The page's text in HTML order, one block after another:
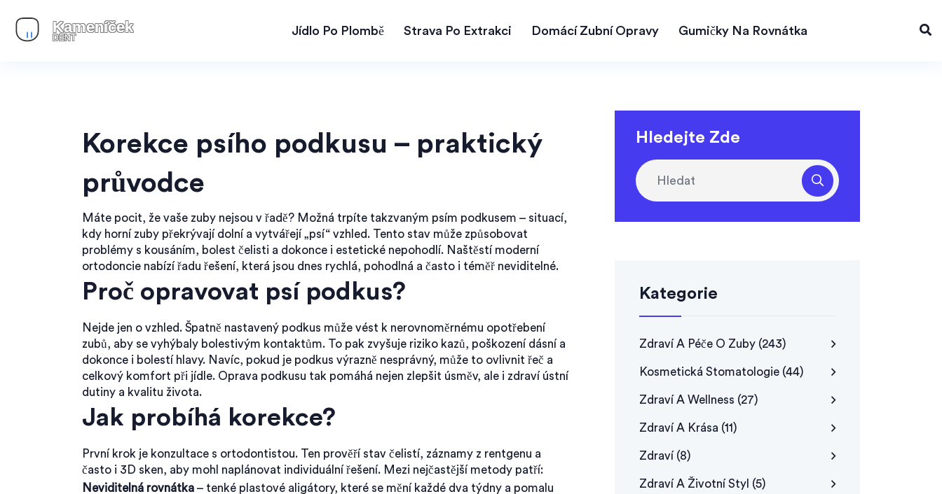
Jídlo Po Plombě Strava Po Extrakci Domácí Zubní Opravy Gumičky Na Rovnátka
Korekce psího podkusu – praktický
průvodce
Máte pocit, že vaše zuby nejsou v řadě? Možná trpíte takzvaným psím podkusem – situací,
kdy horní zuby překrývají dolní a vytvářejí „psí“ vzhled. Tento stav může způsobovat
problémy s kousáním, bolest čelisti a dokonce i estetické nepohodlí. Naštěstí moderní
ortodoncie nabízí řadu řešení, která jsou dnes rychlá, pohodlná a často i téměř neviditelné.
Proč opravovat psí podkus?
Nejde jen o vzhled. Špatně nastavený podkus může vést k nerovnoměrnému opotřebení
zubů, aby se vyhýbaly bolestivým kontaktům. To pak zvyšuje riziko kazů, poškození dásní a
dokonce i bolestí hlavy. Navíc, pokud je podkus výrazně nesprávný, může to ovlivnit řeč a
celkový komfort při jídle. Oprava podkusu tak pomáhá nejen zlepšit úsměv, ale i zdraví ústní
dutiny a kvalitu života.
Jak probíhá korekce?
První krok je konzultace s ortodontistou. Ten prověří stav čelistí, záznamy z rentgenu a
často i 3D sken, aby mohl naplánovat individuální řešení. Mezi nejčastější metody patří:
Neviditelná rovnátka – tenké plastové aligátory, které se mění každé dva týdny a pomalu
Hledejte Zde
Kategorie
Zdraví A Péče O Zuby (243)
Kosmetická Stomatologie (44)
Zdraví A Wellness (27)
Zdraví A Krása (11)
Zdraví (8)
Zdraví A Životní Styl (5)